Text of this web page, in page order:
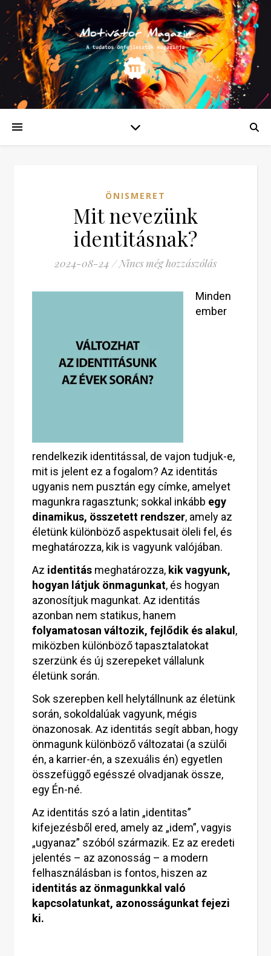
ÖNISMERET
Mit nevezünk
identitásnak?
2024-08-24 / Nincs még hozzászólás
Minden
ember
rendelkezik identitással, de vajon tudjuk-e,
mit is jelent ez a fogalom? Az identitás
ugyanis nem pusztán egy címke, amelyet
magunkra ragasztunk; sokkal inkább egy
dinamikus, összetett rendszer, amely az
életünk különböző aspektusait öleli fel, és
meghatározza, kik is vagyunk valójában.
Az identitás meghatározza, kik vagyunk,
hogyan látjuk önmagunkat, és hogyan
azonosítjuk magunkat. Az identitás
azonban nem statikus, hanem
folyamatosan változik, fejlődik és alakul ,
miközben különböző tapasztalatokat
szerzünk és új szerepeket vállalunk
életünk során.
Sok szerepben kell helytállnunk az életünk
során, sokoldalúak vagyunk, mégis
önazonosak. Az identitás segít abban, hogy
önmagunk különböző változatai (a szülői
én, a karrier-én, a szexuális én) egyetlen
összefüggő egésszé olvadjanak össze,
egy Én-né.
Az identitás szó a latin „identitas”
kifejezésből ered, amely az „idem”, vagyis
„ugyanaz” szóból származik. Ez az eredeti
jelentés – az azonosság – a modern
felhasználásban is fontos, hiszen az
identitás az önmagunkkal való
kapcsolatunkat, azonosságunkat fejezi
ki.